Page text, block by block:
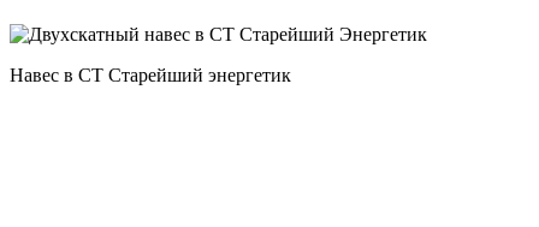
Навес в СТ Старейший энергетик